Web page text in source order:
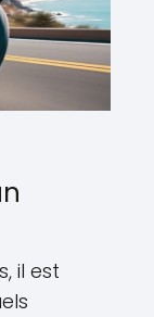
il est